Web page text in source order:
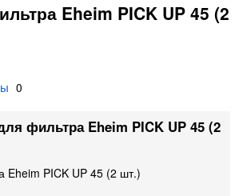
Eheim PICK UP 45 (2
0
фильтра Eheim PICK UP 45 (2
Eheim PICK UP 45 (2 шт.)